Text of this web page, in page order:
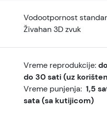
Vodootpornost
Živahan 3D zvuk
Vreme reprodukcije:
do 30 sati (uz
Vreme punjenja: 1,5
sata (sa kutijicom)